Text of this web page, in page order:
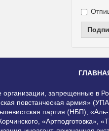
организации, запрещенные
повстанческая армия»
партия (НБП),